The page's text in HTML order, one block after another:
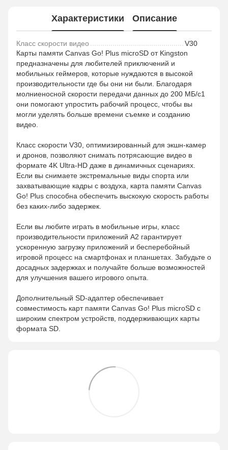
Характеристики Описание
Класс скорости видео
V30
Карты памяти Canvas Go! Plus microSD от Kingston
предназначены для любителей приключений и
мобильных геймеров, которые нуждаются в высокой
производительности где бы они ни были. Благодаря
молниеносной скорости передачи данных до 200 МБ/с1
они помогают упростить рабочий процесс, чтобы вы
могли уделять больше времени съемке и созданию
видео.
Класс скорости V30, оптимизированный для экшн-камер
и дронов, позволяют снимать потрясающие видео в
формате 4K Ultra-HD даже в динамичных сценариях.
Если вы снимаете экстремальные виды спорта или
захватывающие кадры с воздуха, карта памяти Canvas
Go! Plus способна обеспечить выскокую скорость работы
без каких-либо задержек.
Если вы любите играть в мобильные игры, класс
производительности приложений A2 гарантирует
ускоренную загрузку приложений и бесперебойный
игровой процесс на смартфонах и планшетах. Забудьте о
досадных задержках и получайте больше возможностей
для улучшения вашего игрового опыта.
Дополнительный SD-адаптер обеспечивает
совместимость карт памяти Canvas Go! Plus microSD с
широким спектром устройств, поддерживающих карты
формата SD.